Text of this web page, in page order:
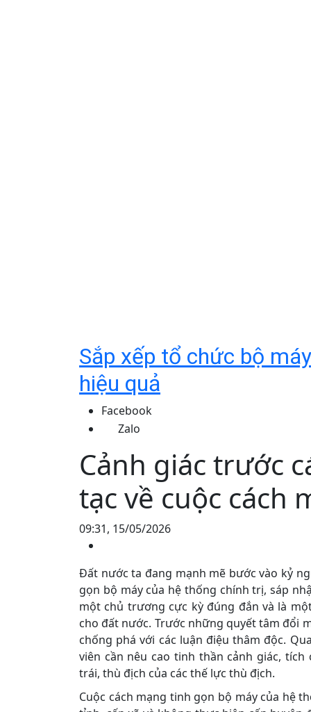
Sắp xếp tổ chức bộ
hiệu quả
Facebook
Zalo
Cảnh giác trước
tạc về cuộc cách
09:31, 15/05/2026
Đất nước ta đang mạnh mẽ bước vào kỷ
gọn bộ máy của hệ thống chính trị, sáp
một chủ trương cực kỳ đúng đắn và là
cho đất nước. Trước những quyết tâm đổi
chống phá với các luận điệu thâm độc.
viên cần nêu cao tinh thần cảnh giác,
trái, thù địch của các thế lực thù địch.
Cuộc cách mạng tinh gọn bộ máy của hệ